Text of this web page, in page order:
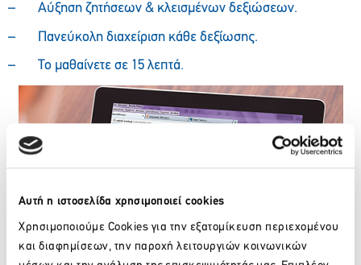
Αυτή η ιστοσελίδα χρησιμοποιεί cookies
Χρησιμοποιούμε Cookies για την εξατομίκευση περιεχομένου
και διαφημίσεων, την παροχή λειτουργιών κοινωνικών
– Αύξηση ζητήσεων & κλεισμένων δεξιώσεων.
– Πανεύκολη διαχείριση κάθε δεξίωσης.
– Το μαθαίνετε σε 15 λεπτά.